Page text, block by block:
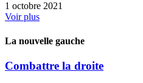
1 octobre 2021
Voir plus
La nouvelle gauche
Combattre la droite